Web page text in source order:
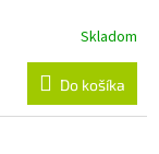
Skladom
Do košíka